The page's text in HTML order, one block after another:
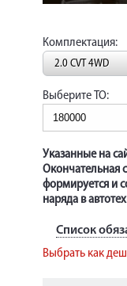
Комплектация:
2.0 CVT 4WD
Выберите ТО:
Указанные на
Окончательная
формируется и
наряда в
Список
Выбрать как